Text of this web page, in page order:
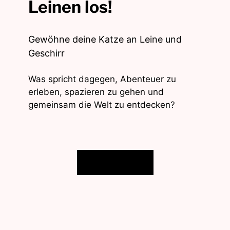
Leinen los!
Gewöhne deine Katze an Leine und
Geschirr
Was spricht dagegen, Abenteuer zu
erleben, spazieren zu gehen und
gemeinsam die Welt zu entdecken?